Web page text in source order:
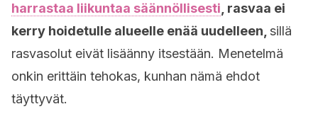
harrastaa liikuntaa säännöllisesti , rasvaa ei
kerry hoidetulle alueelle enää uudelleen, sillä
rasvasolut eivät lisäänny itsestään. Menetelmä
onkin erittäin tehokas, kunhan nämä ehdot
täyttyvät.